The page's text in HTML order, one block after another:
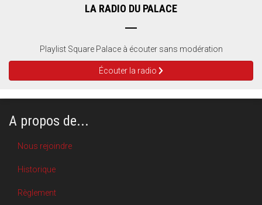
LA RADIO DU PALACE
Playlist Square Palace à écouter sans modération
Écouter la radio
A propos de...
Nous rejoindre
Historique
Règlement